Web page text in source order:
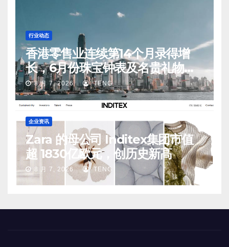
行业动态
香港零售业连续第14个月录得增
长，6月份珠宝钟表及名贵礼物销
售同比升20.1%
8 月 7, 2026 TENG
企业资讯
Zara 的母公司 Inditex集团市值
超 1830亿欧元，创历史新高
8 月 7, 2026 TENG